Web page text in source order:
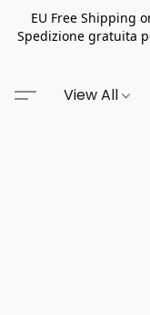
EU Free Shipping
Spedizione gratuita
View All